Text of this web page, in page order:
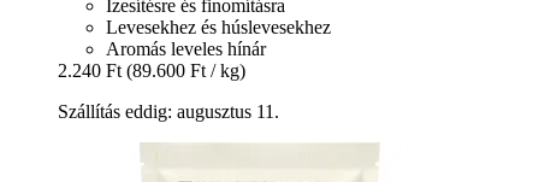
Ízesítésre és finomításra
Levesekhez és húslevesekhez
Aromás leveles hínár
2.240 Ft (89.600 Ft / kg)
Szállítás eddig: augusztus 11.